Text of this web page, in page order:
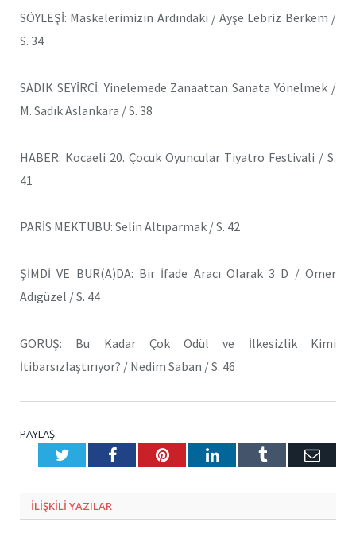
SÖYLEŞİ: Maskelerimizin Ardındaki / Ayşe Lebriz Berkem /
S. 34
SADIK SEYİRCİ: Yinelemede Zanaattan Sanata Yönelmek /
M. Sadık Aslankara / S. 38
HABER: Kocaeli 20. Çocuk Oyuncular Tiyatro Festivali / S.
41
PARİS MEKTUBU: Selin Altıparmak / S. 42
ŞİMDİ VE BUR(A)DA: Bir İfade Aracı Olarak 3 D / Ömer
Adıgüzel / S. 44
GÖRÜŞ: Bu Kadar Çok Ödül ve İlkesizlik Kimi
İtibarsızlaştırıyor? / Nedim Saban / S. 46
PAYLAŞ.
TwitterFacebookPinterestLinkedInTumblr E-
ILIŞKILI YAZILAR